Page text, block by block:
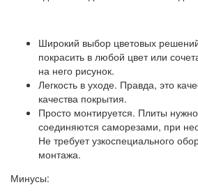
Широкий выбор цветовых
покрасить в любой цвет или
на него рисунок.
Легкость в уходе. Правда, это
качества покрытия.
Просто монтируется. Плиты
соединяются саморезами, при
Не требует узкоспециального
монтажа.
Минусы: